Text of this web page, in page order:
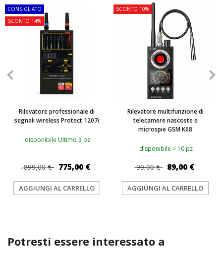
CONSIGLIATO
SCONTO 14%
Rilevatore professionale di
segnali wireless Protect 1207i
disponibile Ultimo 3 pz
899,00 € 775,00 €
AGGIUNGI AL CARRELLO
SCONTO 10%
Rilevatore multifunzione di
telecamere nascoste e
microspie GSM K68
disponibile > 10 pz
99,00 € 89,00 €
AGGIUNGI AL CARRELLO
Potresti essere interessato a